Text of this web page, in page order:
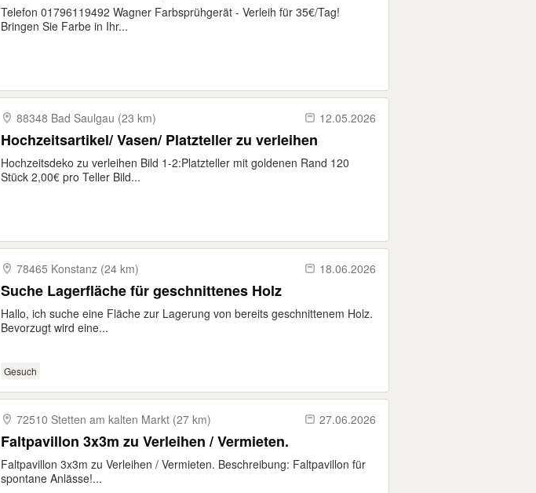
Telefon 01796119492 Wagner Farbsprühgerät - Verleih für 35€/Tag!
Bringen Sie Farbe in Ihr...
88348 Bad Saulgau (23 km) 12.05.2026
Hochzeitsartikel/ Vasen/ Platzteller zu verleihen
Hochzeitsdeko zu verleihen Bild 1-2:Platzteller mit goldenen Rand 120
Stück 2,00€ pro Teller Bild...
78465 Konstanz (24 km) 18.06.2026
Suche Lagerfläche für geschnittenes Holz
Hallo, ich suche eine Fläche zur Lagerung von bereits geschnittenem Holz.
Bevorzugt wird eine...
Gesuch
72510 Stetten am kalten Markt (27 km) 27.06.2026
Faltpavillon 3x3m zu Verleihen / Vermieten.
Faltpavillon 3x3m zu Verleihen / Vermieten. Beschreibung: Faltpavillon für
spontane Anlässe!...